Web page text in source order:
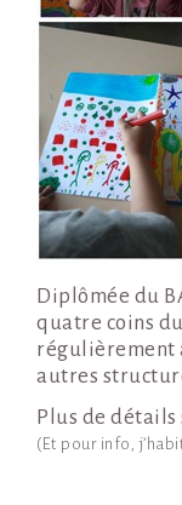
Diplômée du
quatre coins
régulièrement
autres
Plus de détails
(Et pour info,